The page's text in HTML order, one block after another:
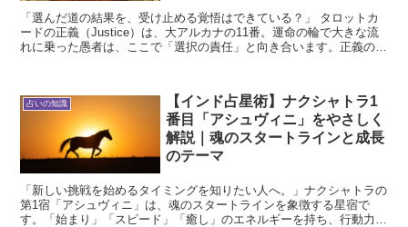
「選んだ道の結果を、受け止める覚悟はできている？」 タロットカ
ードの正義（Justice）は、大アルカナの11番。運命の輪で大きな流
れに乗った愚者は、ここで「選択の責任」と向き合います。正義のカ
占いの知識
【インド占星術】ナクシャトラ1
番目「アシュヴィニ」をやさしく
解説｜魂のスタートラインと成長
のテーマ
「新しい挑戦を始めるタイミングを知りたい人へ。」ナクシャトラの
第1宿「アシュヴィニ」は、魂のスタートラインを象徴する星宿で
す。「始まり」「スピード」「癒し」のエネルギーを持ち、行動力と